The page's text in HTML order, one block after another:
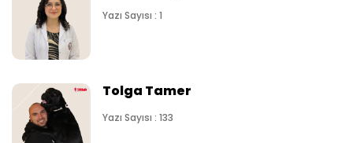
Yazı Sayısı : 1
Tolga Tamer
Yazı Sayısı : 133